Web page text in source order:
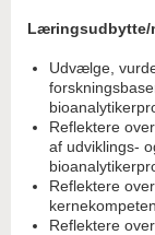
Læringsudbytte/
Udvælge,
Reflektere
af udviklings-
Reflektere
Reflektere